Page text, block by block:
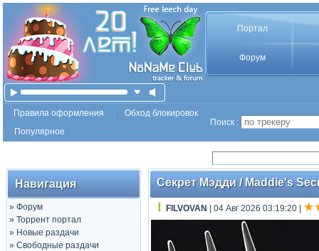
Портал
Форум
Правила оформления
Обход блокировок
Популярное
Поиск :
Навигация
» Форум
» Торрент портал
» Новые раздачи
» Свободные раздачи
Секрет Мэдди / Maddie's
FILVOVAN | 04 Авг 2026 03:19:20